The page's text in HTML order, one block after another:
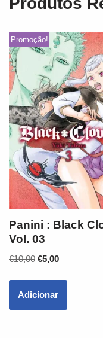
Promoção!
Panini : Black
Vol. 03
€10,00 €5,00
Adicionar